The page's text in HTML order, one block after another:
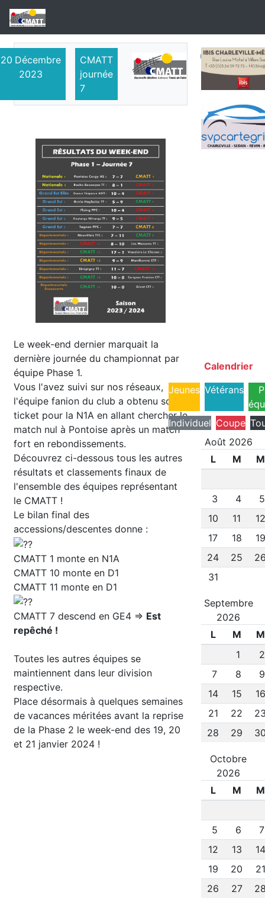
20 Décembre
2023
CMATT
journée
7
Le week-end dernier marquait la
dernière journée du championnat par
équipe Phase 1.
Vous l'avez suivi sur nos réseaux,
l'équipe fanion du club a obtenu son
ticket pour la N1A en allant chercher le
match nul à Pontoise après un match
fort en rebondissements.
Découvrez ci-dessous tous les autres
résultats et classements finaux de
l'ensemble des équipes représentant
le CMATT !
Le bilan final des
accessions/descentes donne :
CMATT 1 monte en N1A
CMATT 10 monte en D1
CMATT 11 monte en D1
CMATT 7 descend en GE4 => Est
repêché !
Toutes les autres équipes se
maintiennent dans leur division
respective.
Place désormais à quelques semaines
de vacances méritées avant la reprise
de la Phase 2 le week-end des 19, 20
et 21 janvier 2024 !
Calendrier
Jeunes Vétérans
Individuel Coupe
Août 2026
L
M M
3 4
10
11
17
18
24
25
31
Septembre
2026
L
M
M
1
7
8
14
15
21
22
28
29
Octobre
2026
L
M M
5 6
12
13
19
20
26
27